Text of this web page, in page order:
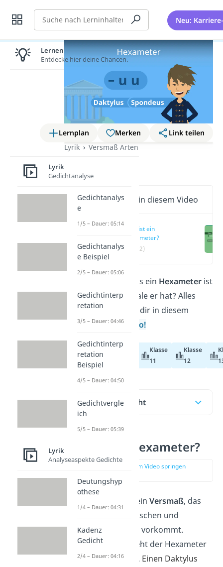
Suche Neu:
Lernplan Merken
Link teilen
Lyrik
Versmaß Arten
Wichtige Inhalte in diesem Video
Was ist ein
Hexameter?
(00:12)
Du willst wissen, was ein Hexameter ist
und welche Merkmale er hat? Alles
Wichtige zeigen wir dir in diesem
Beitrag und imVideo!
Abiturvorbereitung
Klasse
11
Klasse
12
Inhaltsübersicht
Was ist ein Hexameter?
zur Stelle im Video springen
ist einVersmaß, das
oft in antiken lateinischen und
griechischen Texten vorkommt.
Grundsätzlich besteht der Hexameter
aussechs Daktylen . Einen Daktylus
Lernen lohnt sich!
Entdecke hier deine Chancen.
Lyrik
Gedichtanalyse
Gedichtanalys
e
1/5 – Dauer: 05:14
Gedichtanalys
e Beispiel
2/5 – Dauer: 05:06
Gedichtinterp
retation
3/5 – Dauer: 04:46
Gedichtinterp
retation
Beispiel
4/5 – Dauer: 04:50
Gedichtvergle
ich
5/5 – Dauer: 05:39
Lyrik
Analyseaspekte Gedichte
Deutungshyp
othese
1/4 – Dauer: 04:31
Kadenz
Gedicht
2/4 – Dauer: 04:16